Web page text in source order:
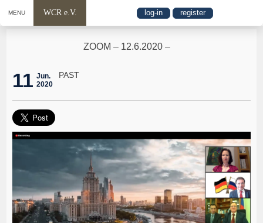
MENU WCR e.V. log-in register
ZOOM – 12.6.2020 –
11 Jun.
2020
PAST